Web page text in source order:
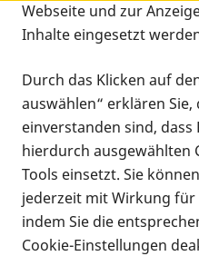
Infomaterial
Infomaterial
Webseite und zur
Inhalte eingesetzt
Durch das Klicken auf
auswählen“ erklären Sie,
einverstanden sind, dass
hierdurch ausgewählten
Tools einsetzt. Sie
jederzeit mit Wirkung
indem Sie die
Cookie-Einstellungen